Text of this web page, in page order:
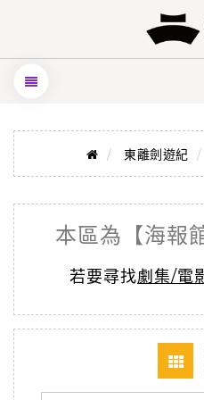
東離劍遊紀
本區為【海報
若要尋找劇集/電